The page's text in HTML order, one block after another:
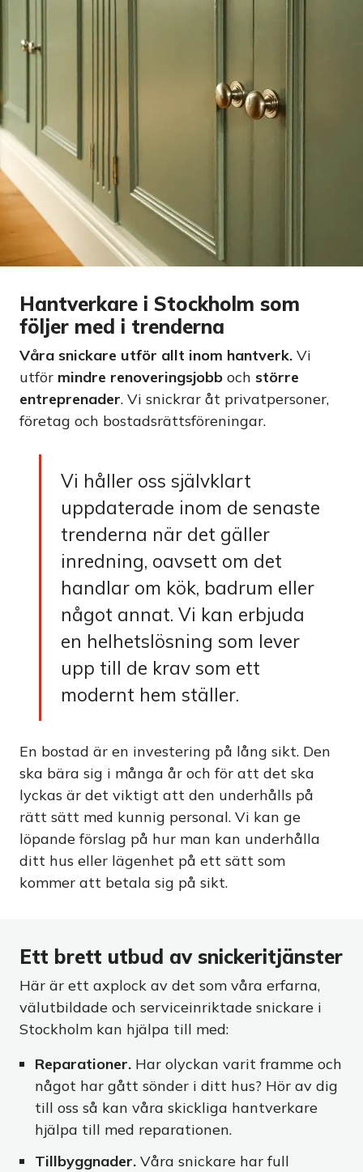
Hantverkare i Stockholm som
följer med i trenderna
Våra snickare utför allt inom hantverk. Vi
utför mindre renoveringsjobb och större
entreprenader. Vi snickrar åt privatpersoner,
företag och bostadsrättsföreningar.
Vi håller oss självklart
uppdaterade inom de senaste
trenderna när det gäller
inredning, oavsett om det
handlar om kök, badrum eller
något annat. Vi kan erbjuda
en helhetslösning som lever
upp till de krav som ett
modernt hem ställer.
En bostad är en investering på lång sikt. Den
ska bära sig i många år och för att det ska
lyckas är det viktigt att den underhålls på
rätt sätt med kunnig personal. Vi kan ge
löpande förslag på hur man kan underhålla
ditt hus eller lägenhet på ett sätt som
kommer att betala sig på sikt.
Ett brett utbud av snickeritjänster
Här är ett axplock av det som våra erfarna,
välutbildade och serviceinriktade snickare i
Stockholm kan hjälpa till med:
Reparationer. Har olyckan varit framme och
något har gått sönder i ditt hus? Hör av dig
till oss så kan våra skickliga hantverkare
hjälpa till med reparationen.
Tillbyggnader. Våra snickare har full